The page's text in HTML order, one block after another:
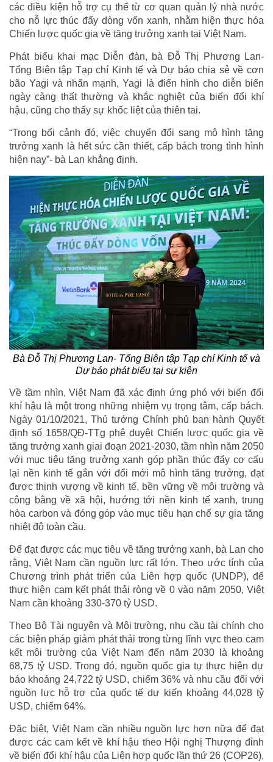
các điều kiện hỗ trợ cụ thể từ cơ quan quản lý nhà nước
cho nỗ lực thúc đẩy dòng vốn xanh, nhằm hiện thực hóa
Chiến lược quốc gia về tăng trưởng xanh tại Việt Nam.
Phát biểu khai mạc Diễn đàn, bà Đỗ Thị Phương Lan-
Tổng Biên tập Tạp chí Kinh tế và Dự báo chia sẻ về cơn
bão Yagi và nhấn mạnh, Yagi là điển hình cho diễn biến
ngày càng thất thường và khắc nghiệt của biến đổi khí
hậu, cũng cho thấy sự khốc liệt của thiên tai.
“Trong bối cảnh đó, việc chuyển đổi sang mô hình tăng
trưởng xanh là hết sức cần thiết, cấp bách trong tình hình
hiện nay”- bà Lan khẳng định.
Bà Đỗ Thị Phương Lan- Tổng Biên tập Tạp chí Kinh tế và
Dự báo phát biểu tại sự kiện
Về tầm nhìn, Việt Nam đã xác định ứng phó với biến đổi
khí hậu là một trong những nhiệm vụ trọng tâm, cấp bách.
Ngày 01/10/2021, Thủ tướng Chính phủ ban hành Quyết
định số 1658/QĐ-TTg phê duyệt Chiến lược quốc gia về
tăng trưởng xanh giai đoạn 2021-2030, tầm nhìn năm 2050
với mục tiêu tăng trưởng xanh góp phần thúc đẩy cơ cấu
lại nền kinh tế gắn với đổi mới mô hình tăng trưởng, đạt
được thịnh vượng về kinh tế, bền vững về môi trường và
công bằng về xã hội, hướng tới nền kinh tế xanh, trung
hòa carbon và đóng góp vào mục tiêu hạn chế sự gia tăng
nhiệt độ toàn cầu.
Để đạt được các mục tiêu về tăng trưởng xanh, bà Lan cho
rằng, Việt Nam cần nguồn lực rất lớn. Theo ước tính của
Chương trình phát triển của Liên hợp quốc (UNDP), để
thực hiện cam kết phát thải ròng về 0 vào năm 2050, Việt
Nam cần khoảng 330-370 tỷ USD.
Theo Bộ Tài nguyên và Môi trường, nhu cầu tài chính cho
các biện pháp giảm phát thải trong từng lĩnh vực theo cam
kết môi trường của Việt Nam đến năm 2030 là khoảng
68,75 tỷ USD. Trong đó, nguồn quốc gia tự thực hiện dự
báo khoảng 24,722 tỷ USD, chiếm 36% và nhu cầu đối với
nguồn lực hỗ trợ của quốc tế dự kiến khoảng 44,028 tỷ
USD, chiếm 64%.
Đặc biệt, Việt Nam cần nhiều nguồn lực hơn nữa để đạt
được các cam kết về khí hậu theo Hội nghị Thượng đỉnh
về biến đổi khí hậu của Liên hợp quốc lần thứ 26 (COP26),